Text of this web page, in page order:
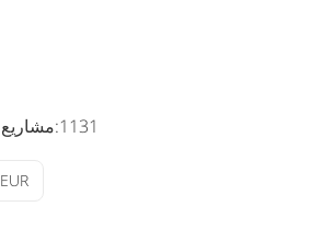
1131مشاريع تتوافق مع معاييرك:
EUR